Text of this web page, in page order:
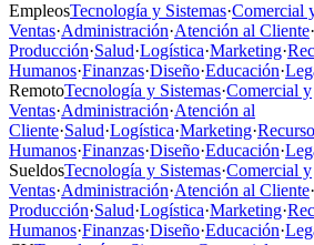
EmpleosTecnología y Sistemas·Comercial
Ventas·Administración·Atención al Cliente·
Producción·Salud·Logística·Marketing·
Humanos·Finanzas·Diseño·Educación·
RemotoTecnología y Sistemas·Comercial y
Ventas·Administración·Atención al
Cliente·Salud·Logística·Marketing·
Humanos·Finanzas·Diseño·Educación·
SueldosTecnología y Sistemas·Comercial y
Ventas·Administración·Atención al Cliente·
Producción·Salud·Logística·Marketing·
Humanos·Finanzas·Diseño·Educación·